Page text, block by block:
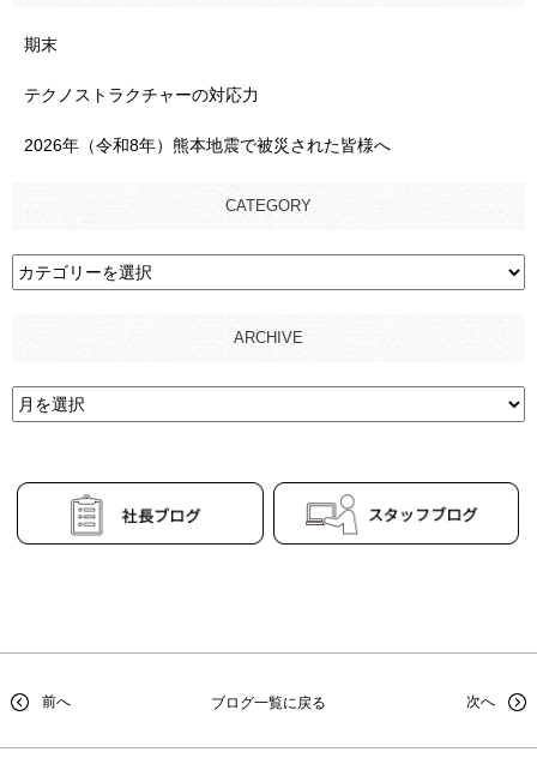
期末
テクノストラクチャーの対応力
2026年（令和8年）熊本地震で被災された皆様へ
CATEGORY
ARCHIVE
ブログ一覧に戻る
前へ 次へ